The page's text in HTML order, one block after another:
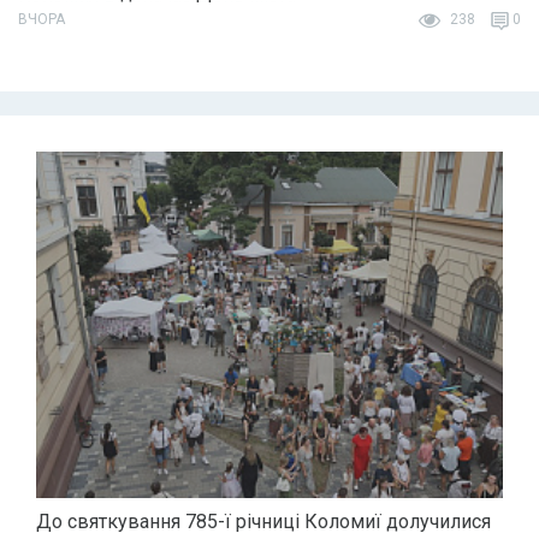
ВЧОРА 238 0
До святкування 785-ї річниці Коломиї долучилися